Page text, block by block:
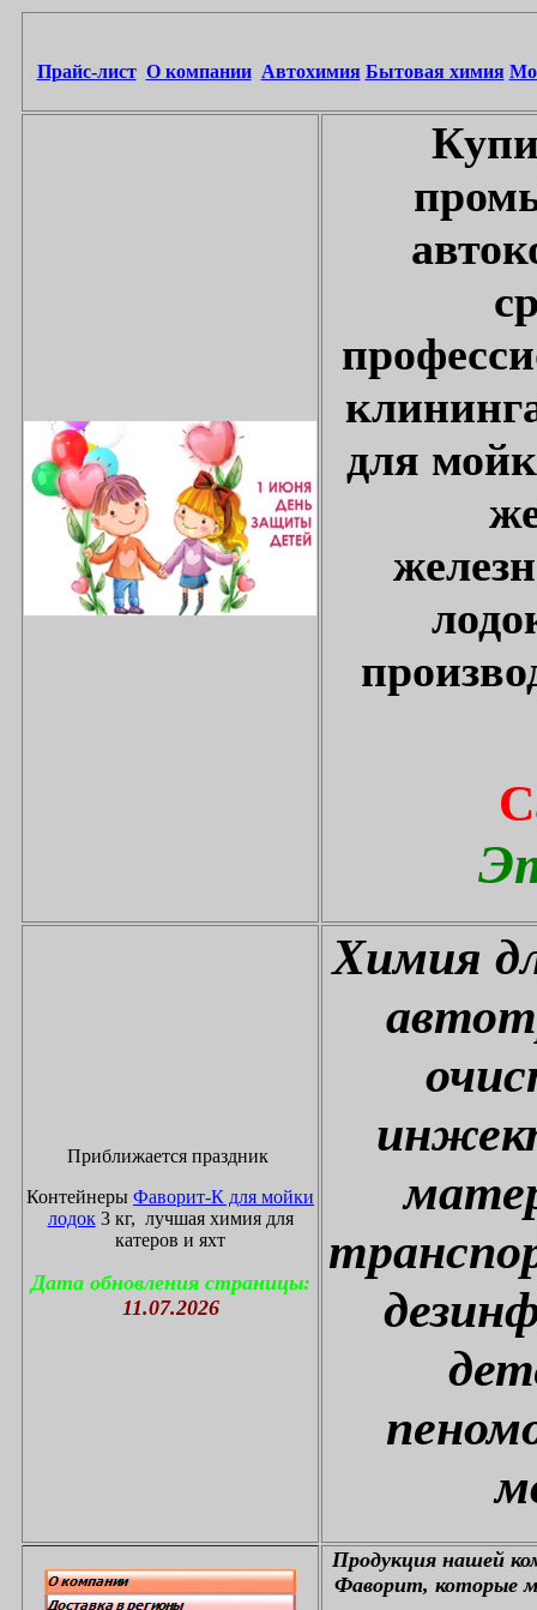
Прайс-лист О компании Автохимия Бытовая химия
для
Приближается праздник
Контейнеры Фаворит-К для мойки
лодок3 кг, лучшая химия для
катеров и яхт
Дата обновления страницы:
11.07.2026
Химия
Продукция нашей
Фаворит, которые